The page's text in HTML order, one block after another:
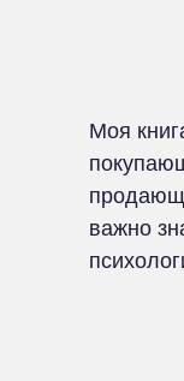
Моя
важно